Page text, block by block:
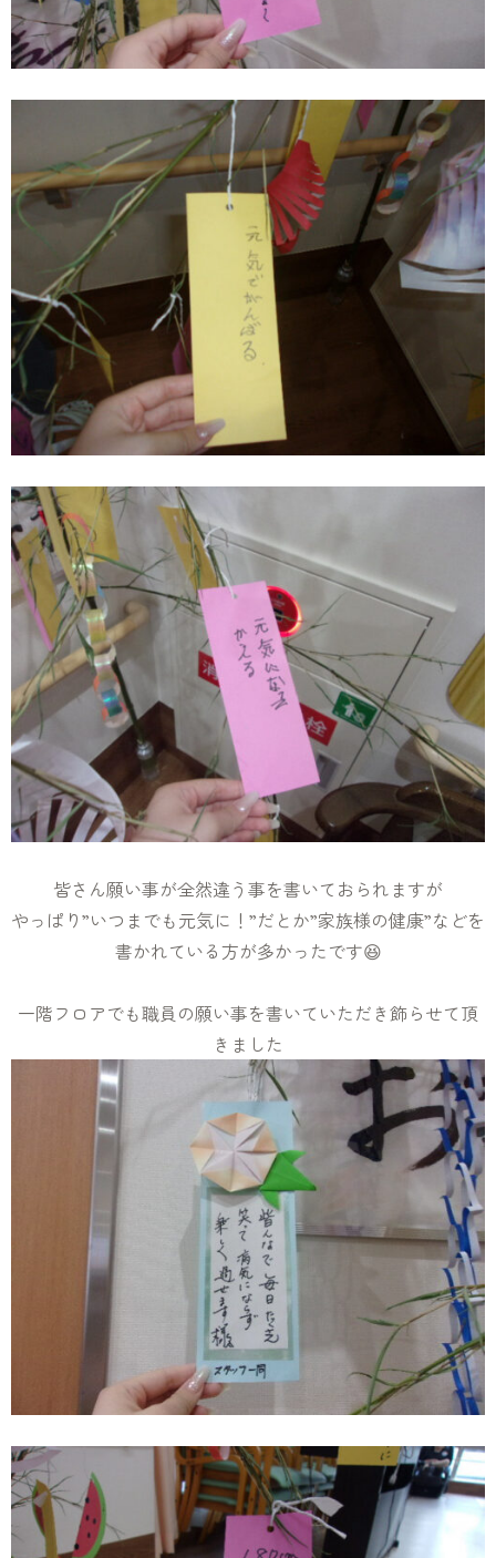
皆さん願い事が全然違う事を書いておられますが
やっぱり”いつまでも元気に！”だとか”家族様の健康”などを
書かれている方が多かったです😆
一階フロアでも職員の願い事を書いていただき飾らせて頂
きました